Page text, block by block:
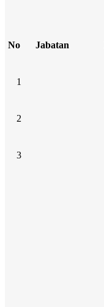
No Jabatan
1
2
3